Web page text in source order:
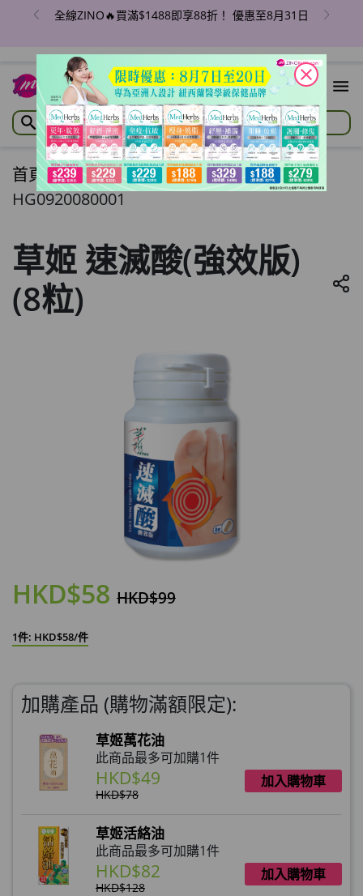
全線ZINO🔥買滿$1488即享88折！ 優惠至8月31日
首頁/草姬 速滅酸(強效版) (8粒)
HG0920080001
草姬 速滅酸(強效版)
(8粒)
HKD$58 HKD$99
1件: HKD$58/件
加購產品 (購物滿額限定):
草姬萬花油
此商品最多可加購1件
HKD$49
HKD$78
加入購物車
草姬活絡油
此商品最多可加購1件
HKD$82
HKD$128
加入購物車
close